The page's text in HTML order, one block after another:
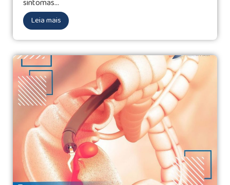
sintomas...
Leia mais